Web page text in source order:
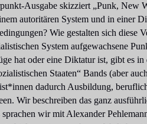
Ausgabe skizziert „Punk, New
autoritären System und in einer
Wie gestalten sich diese
System aufgewachsene
hat oder eine Diktatur ist, gibt es
Staaten“ Bands (aber
dadurch Ausbildung,
Wir beschreiben das ganz
wir mit Alexander